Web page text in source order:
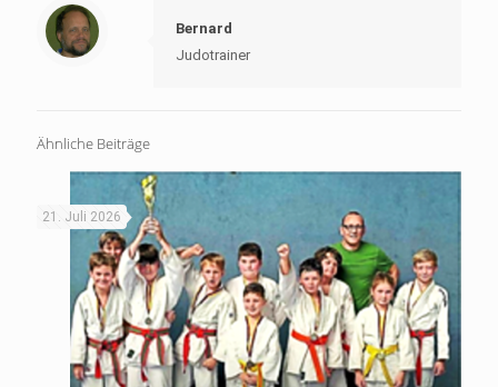
Bernard
Judotrainer
Ähnliche Beiträge
21. Juli 2026